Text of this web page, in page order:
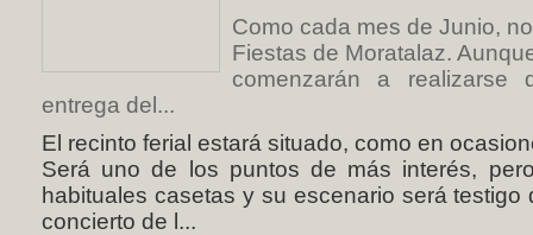
Como cada mes de Junio,
Fiestas de Moratalaz.
comenzarán a realizarse
entrega del...
El recinto ferial estará situado, como en
Será uno de los puntos de más interés,
habituales casetas y su escenario será
concierto de l...